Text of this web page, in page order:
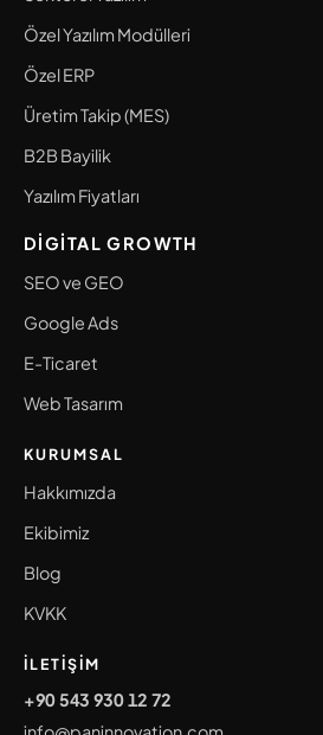
Özel Yazılım Modülleri
Özel ERP
Üretim Takip (MES)
B2B Bayilik
Yazılım Fiyatları
DIGITAL GROWTH
SEO ve GEO
Google Ads
E-Ticaret
Web Tasarım
KURUMSAL
Hakkımızda
Ekibimiz
Blog
KVKK
İLETIŞIM
+90 543 930 12 72